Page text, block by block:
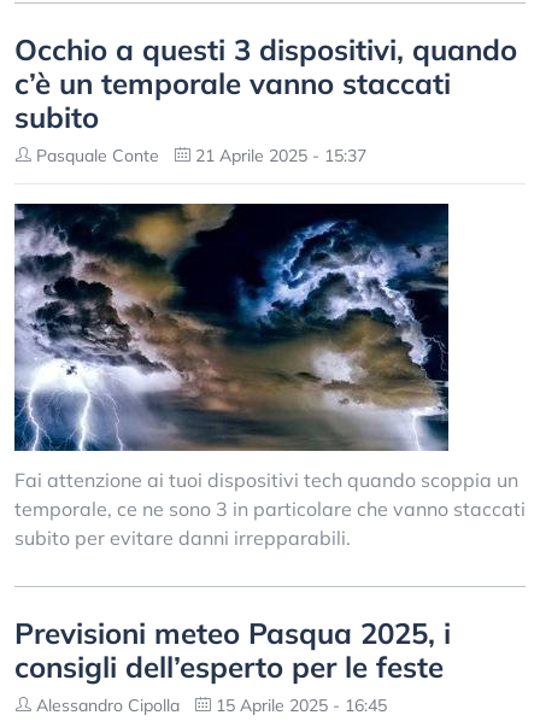
Occhio a questi 3 dispositivi, quando
c’è un temporale vanno staccati
subito
Pasquale Conte 21 Aprile 2025 - 15:37
Fai attenzione ai tuoi dispositivi tech quando scoppia un
temporale, ce ne sono 3 in particolare che vanno staccati
subito per evitare danni irrepparabili.
Previsioni meteo Pasqua 2025, i
consigli dell’esperto per le feste
Alessandro Cipolla 15 Aprile 2025 - 16:45